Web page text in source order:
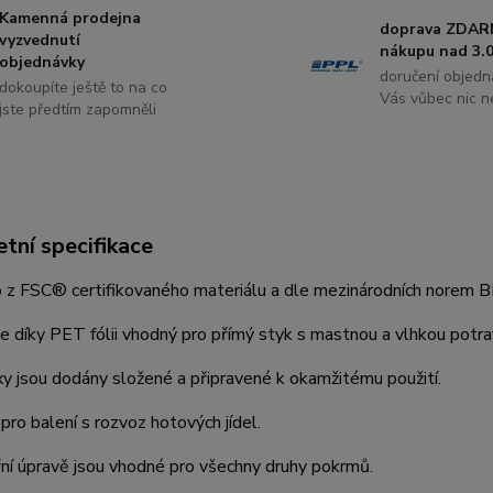
prodejna
ještě to na co
předtím zapomněli
doprava
nákupu nad
doručení
Vás vůbec nic
specifikace
z FSC® certifikovaného materiálu a dle mezinárodních norem
díky PET fólii vhodný pro přímý styk s mastnou a vlhkou
jsou dodány složené a připravené k okamžitému použití.
balení s rozvoz hotových jídel.
úpravě jsou vhodné pro všechny druhy pokrmů.